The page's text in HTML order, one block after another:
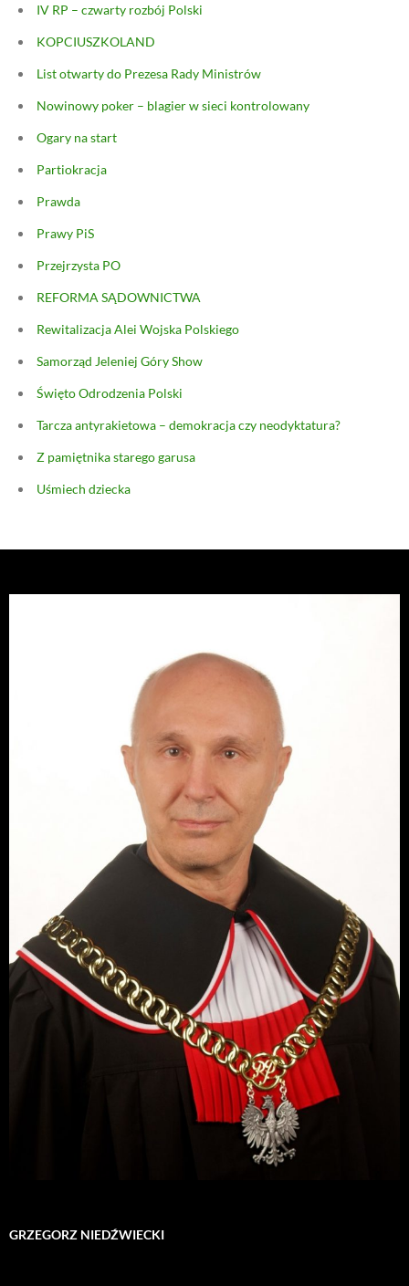
IV RP – czwarty rozbój Polski
KOPCIUSZKOLAND
List otwarty do Prezesa Rady Ministrów
Nowinowy poker – blagier w sieci kontrolowany
Ogary na start
Partiokracja
Prawda
Prawy PiS
Przejrzysta PO
REFORMA SĄDOWNICTWA
Rewitalizacja Alei Wojska Polskiego
Samorząd Jeleniej Góry Show
Święto Odrodzenia Polski
Tarcza antyrakietowa – demokracja czy neodyktatura?
Z pamiętnika starego garusa
Uśmiech dziecka
GRZEGORZ NIEDŹWIECKI